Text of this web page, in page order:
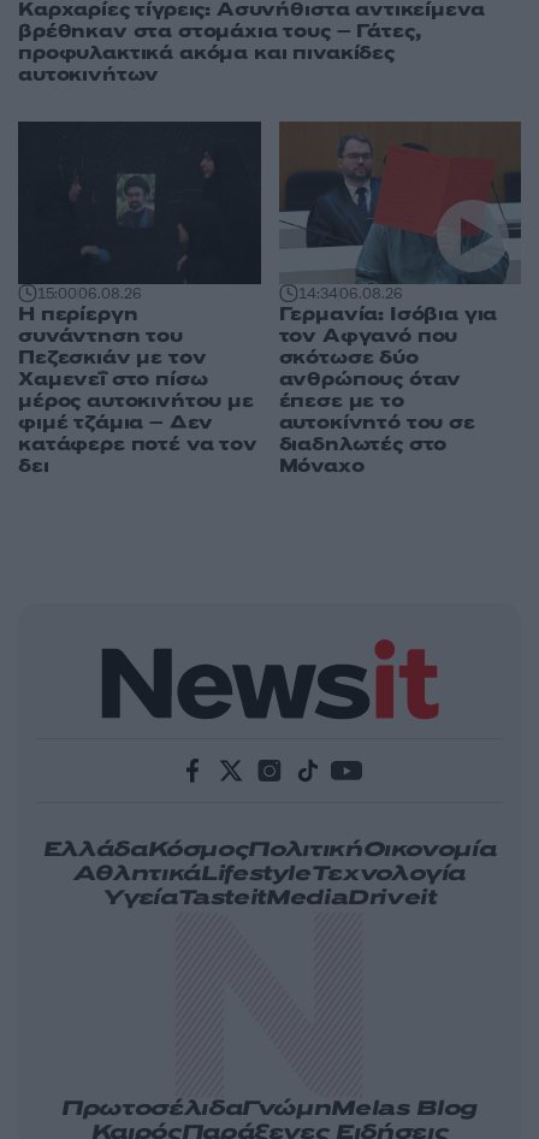
Καρχαρίες τίγρεις: Ασυνήθιστα αντικείμενα
βρέθηκαν στα στομάχια τους – Γάτες,
προφυλακτικά ακόμα και πινακίδες
αυτοκινήτων
15:0006.08.26
Η περίεργη
συνάντηση του
Πεζεσκιάν με τον
Χαμενεΐ στο πίσω
μέρος αυτοκινήτου με
φιμέ τζάμια – Δεν
κατάφερε ποτέ να τον
δει
14:3406.08.26
Γερμανία: Ισόβια για
τον Αφγανό που
σκότωσε δύο
ανθρώπους όταν
έπεσε με το
αυτοκίνητό του σε
διαδηλωτές στο
Μόναχο
ΕλλάδαΚόσμοςΠολιτικήΟικονομία
ΑθλητικάLifestyleΤεχνολογία
ΥγείαTasteitMediaDriveit
ΠρωτοσέλιδαΓνώμηMelas Blog
ΚαιρόςΠαράξενες Ειδήσεις